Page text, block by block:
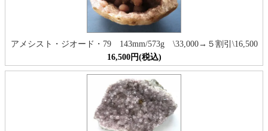
アメシスト・ジオード・79 143mm/573g \33,000→５割引\16,500
16,500円(税込)